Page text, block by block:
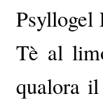
Psyllogel
Tè al
qualora